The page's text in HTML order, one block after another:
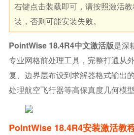
右键点击装载即可，请按照激活
装，否则可能安装失败。
PointWise 18.4R4中文激活版是深
专业网格前处理工具，完整打通从
复、边界层布设到求解器格式输出
处理航空飞行器等高保真度几何模
PointWise 18.4R4安装激活教